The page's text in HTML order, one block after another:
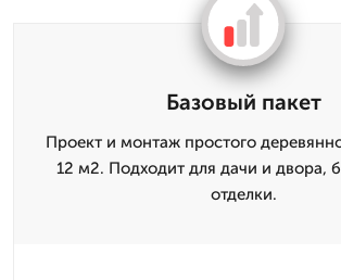
Базовый пакет
Проект и монтаж простого
12 м2. Подходит для дачи и двора,
отделки.